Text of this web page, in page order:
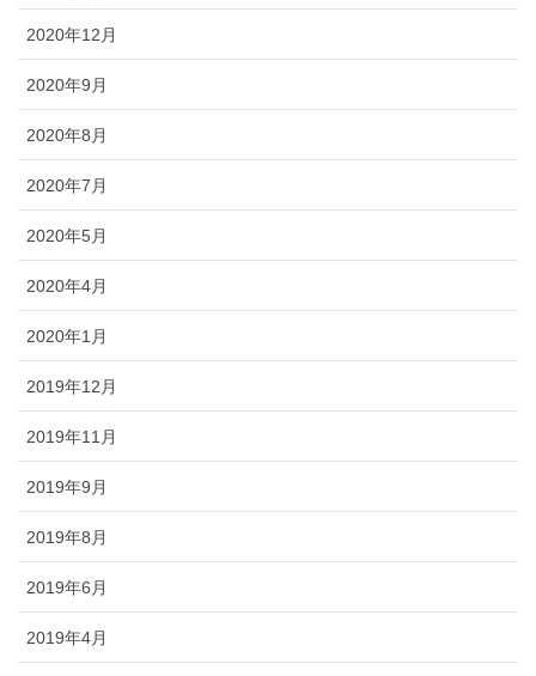
2020年12月
2020年9月
2020年8月
2020年7月
2020年5月
2020年4月
2020年1月
2019年12月
2019年11月
2019年9月
2019年8月
2019年6月
2019年4月